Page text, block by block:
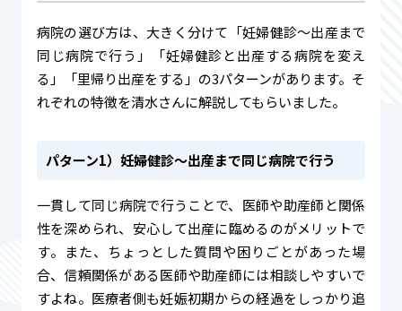
病院の選び方は、大きく分けて「妊婦健診〜出産まで
同じ病院で行う」「妊婦健診と出産する病院を変え
る」「里帰り出産をする」の3パターンがあります。そ
れぞれの特徴を清水さんに解説してもらいました。
パターン1）妊婦健診〜出産まで同じ病院で行う
一貫して同じ病院で行うことで、医師や助産師と関係
性を深められ、安心して出産に臨めるのがメリットで
す。また、ちょっとした質問や困りごとがあった場
合、信頼関係がある医師や助産師には相談しやすいで
すよね。医療者側も妊娠初期からの経過をしっかり追